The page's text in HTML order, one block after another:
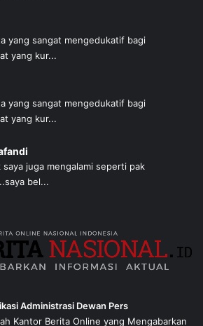
yang sangat mengedukatif bagi
yang kur...
yang sangat mengedukatif bagi
yang kur...
saya juga mengalami seperti pak
bel...
Administrasi Dewan Pers
Kantor Berita Online yang Mengabarkan